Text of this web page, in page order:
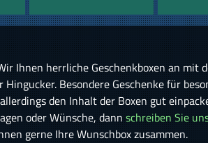
Ihnen herrliche Geschenkboxen an mit
Hingucker. Besondere Geschenke für
den Inhalt der Boxen gut
oder Wünsche, dann schreiben Sie
gerne Ihre Wunschbox zusammen.